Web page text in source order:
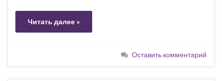
Читать далее »
Оставить комментарий